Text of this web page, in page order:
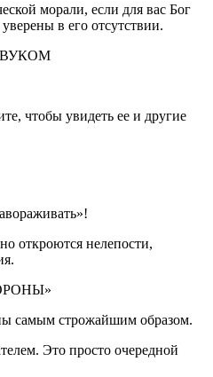
морали, если для вас Бог
в его отсутствии.
чтобы увидеть ее и другие
откроются нелепости,
самым строжайшим образом.
Это просто очередной